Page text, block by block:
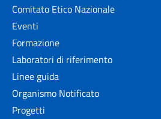
Comitato Etico Nazionale
Eventi
Formazione
Laboratori di riferimento
Linee guida
Organismo Notificato
Progetti